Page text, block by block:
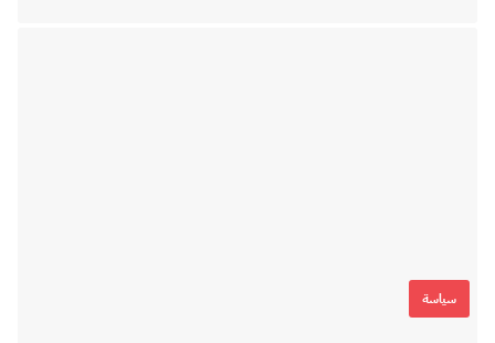
سياسة